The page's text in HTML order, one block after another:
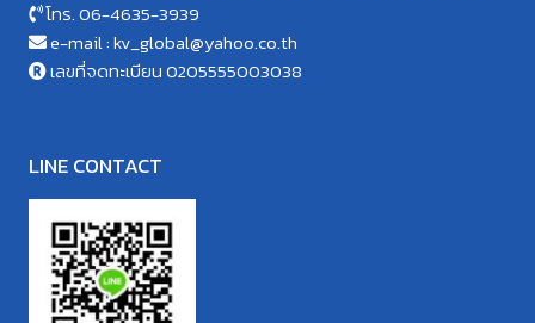
โทร. 06-4635-3939
e-mail : kv_global@yahoo.co.th
เลขที่จดทะเบียน 0205555003038
LINE CONTACT